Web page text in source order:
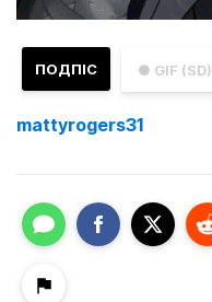
● GIF (SD)
ПОДПІС
mattyrogers31